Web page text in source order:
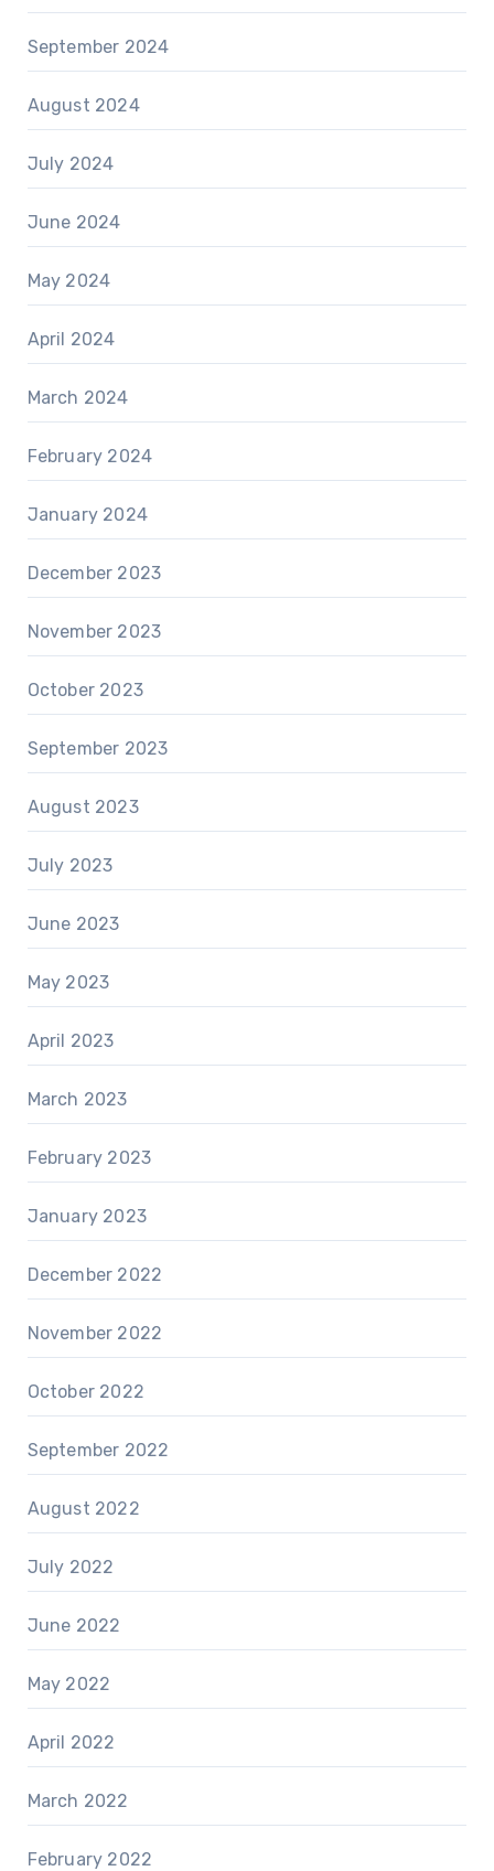
September 2024
August 2024
July 2024
June 2024
May 2024
April 2024
March 2024
February 2024
January 2024
December 2023
November 2023
October 2023
September 2023
August 2023
July 2023
June 2023
May 2023
April 2023
March 2023
February 2023
January 2023
December 2022
November 2022
October 2022
September 2022
August 2022
July 2022
June 2022
May 2022
April 2022
March 2022
February 2022